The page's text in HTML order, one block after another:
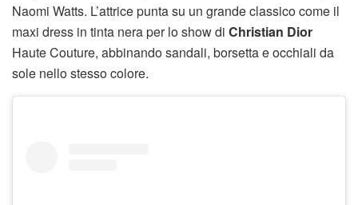
Naomi Watts. L’attrice punta su un grande classico come il
maxi dress in tinta nera per lo show di Christian Dior
Haute Couture, abbinando sandali, borsetta e occhiali da
sole nello stesso colore.